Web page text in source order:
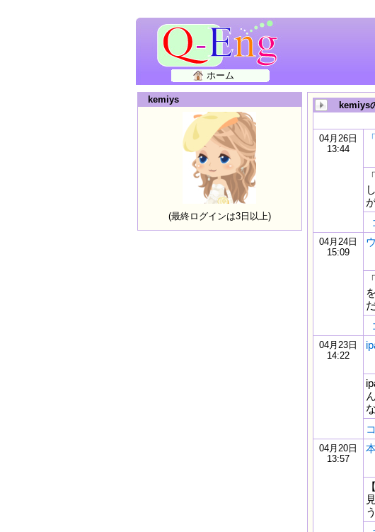
ホーム
kemiys
(最終ログインは3日以上)
kemiys
04月26日
13:44
04月24日
15:09
04月23日
14:22
04月20日
13:57